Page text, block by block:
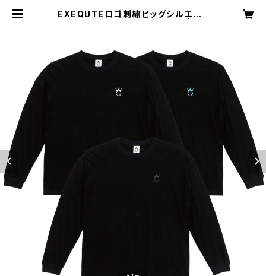
EXEQUTEロゴ刺繍ビッグシルエット